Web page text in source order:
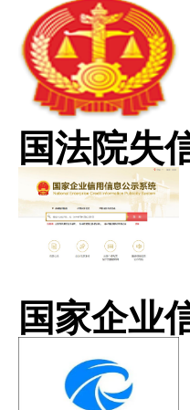
国法院失
国家企业